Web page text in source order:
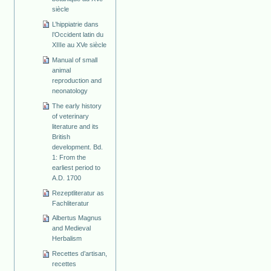
siècle
L’hippiatrie dans
l’Occident latin du
XIIIe au XVe siècle
Manual of small
animal
reproduction and
neonatology
The early history
of veterinary
literature and its
British
development. Bd.
1: From the
earliest period to
A.D. 1700
Rezeptliteratur as
Fachliteratur
Albertus Magnus
and Medieval
Herbalism
Recettes d’artisan,
recettes